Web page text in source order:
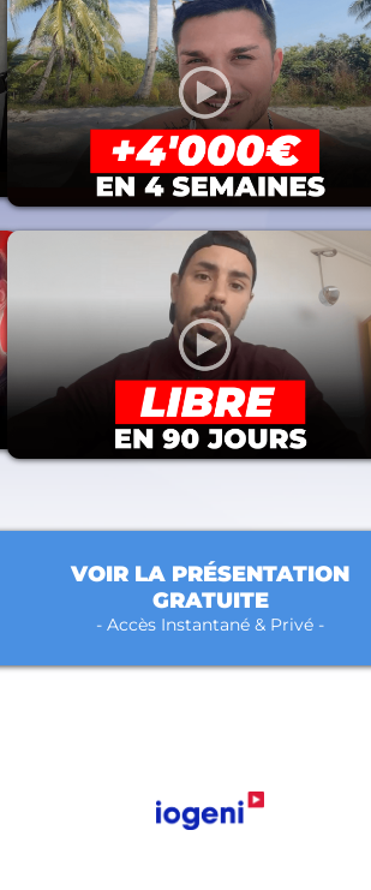
VOIR LA PRÉSENTATION
GRATUITE
- Accès Instantané & Privé -